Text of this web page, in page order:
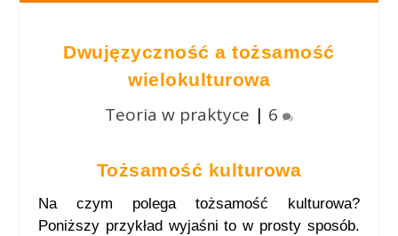
Dwujęzyczność a tożsamość
wielokulturowa
Teoria w praktyce | 6
Tożsamość kulturowa
Na czym polega tożsamość kulturowa?
Poniższy przykład wyjaśni to w prosty sposób.